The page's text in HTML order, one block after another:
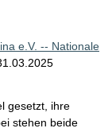
e.V. -- Nationale
gesetzt, ihre
stehen beide